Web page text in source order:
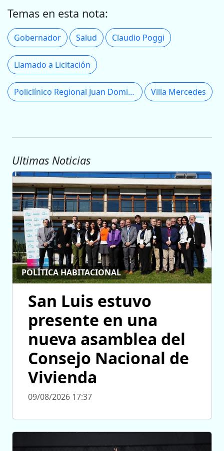
Temas en esta nota:
Gobernador Salud Claudio Poggi
Llamado a Licitación
Policlínico Regional Juan Domingo Perón Villa Mercedes
Ultimas Noticias
POLÍTICA HABITACIONAL
San Luis estuvo
presente en una
nueva asamblea del
Consejo Nacional de
Vivienda
09/08/2026 17:37